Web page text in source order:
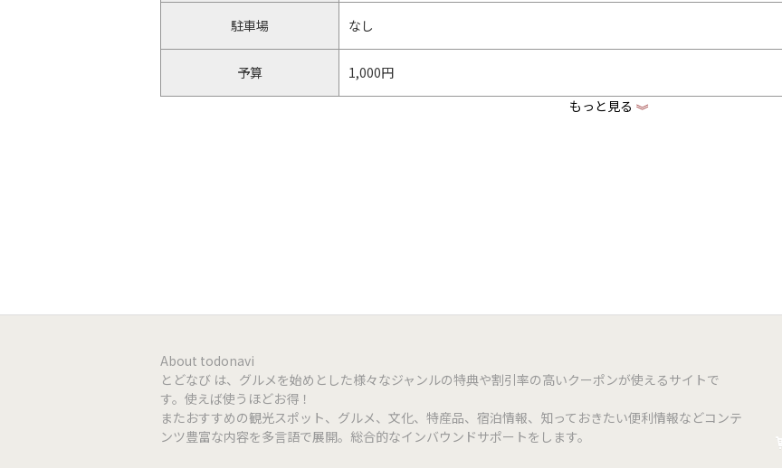
駐車場 なし
予算 1,000円
電子マネー
もっと見る 《
About todonavi
とどなび は、グルメを始めとした様々なジャンルの特典や割引率の高いクーポンが使えるサイトで
す。使えば使うほどお得！
またおすすめの観光スポット、グルメ、文化、特産品、宿泊情報、知っておきたい便利情報などコンテ
ンツ豊富な内容を多言語で展開。総合的なインバウンドサポートをします。